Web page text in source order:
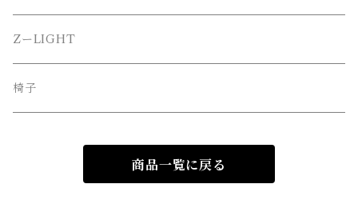
JAKOBSSON （ヤコブソン）
MAYUHANA （マユハナ）
ZーLIGHT
椅子
商品一覧に戻る